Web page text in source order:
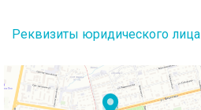
Реквизиты юридического лица